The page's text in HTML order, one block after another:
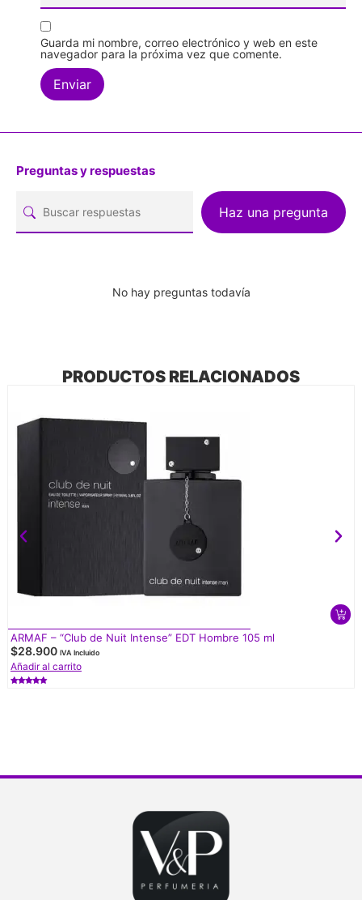
Guarda mi nombre, correo electrónico y web en este
navegador para la próxima vez que comente.
Preguntas y respuestas
Haz una pregunta
No hay preguntas todavía
PRODUCTOS RELACIONADOS
ARMAF – “Club de Nuit Intense” EDT Hombre 105 ml
$28.900 IVA Incluido
Añadir al carrito